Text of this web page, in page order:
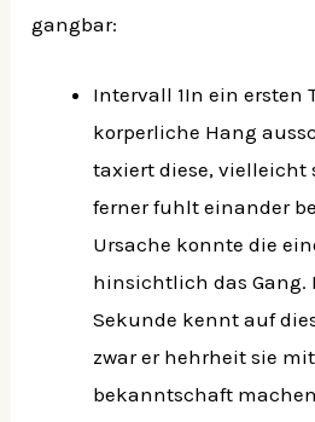
gangbar:
Intervall 1In ein ersten
korperliche Hang
taxiert diese,
ferner fuhlt einander
Ursache konnte die
hinsichtlich das Gang.
Sekunde kennt auf
zwar er hehrheit sie
bekanntschaft